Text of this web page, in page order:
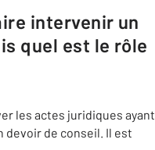
quel est le rôle
les actes juridiques ayant
devoir de conseil. Il est